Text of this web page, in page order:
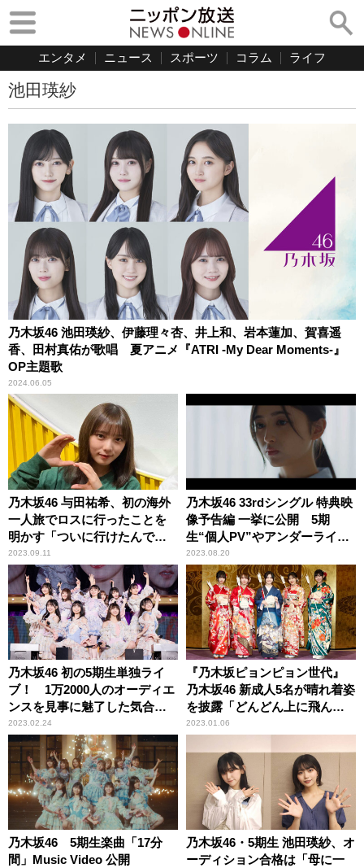
エンタメ ニュース スポーツ コラム ライフ
池田瑛紗
乃木坂46 池田瑛紗、伊藤理々杏、井上和、岩本蓮加、賀喜遥
香、田村真佑が歌唱 夏アニメ『ATRI -My Dear Moments-』
OP主題歌
2024.06.05
乃木坂46 与田祐希、初の海外
一人旅でロスに行ったことを
明かす「ついに行けたんです
よ！」
2023.09.11
乃木坂46 33rdシングル 特典映
像予告編 一挙に公開 5期
生“個人PV”やアンダーライブ
映像
2023.08.20
乃木坂46 初の5期生単独ライ
ブ！ 1万2000人のオーディエ
ンスを見事に魅了した気合い
に満ち溢れる熱いステージ
2023.02.24
『乃木坂ピョンピョン世代』
乃木坂46 新成人5名が晴れ着姿
を披露「どんどん上に飛んで
いきたい」
2023.01.06
乃木坂46 5期生楽曲「17分
間」Music Video 公開
乃木坂46・5期生 池田瑛紗、オ
ーディション合格は「母に一